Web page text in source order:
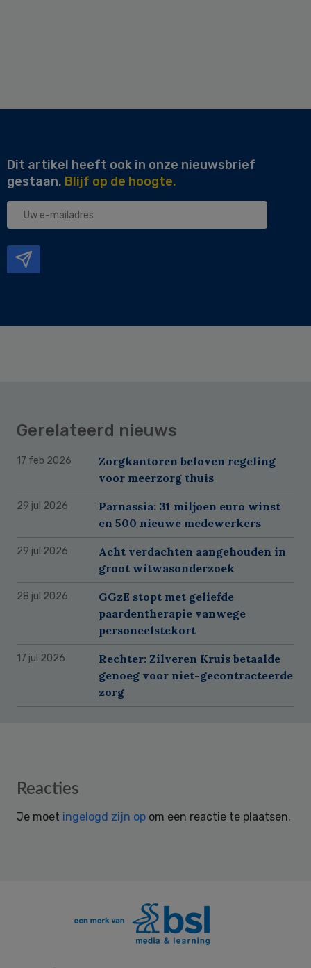
Dit artikel heeft ook in onze nieuwsbrief
gestaan. Blijf op de hoogte.
Uw
Gerelateerd nieuws
17 feb 2026
Zorgkantoren beloven regeling
voor meerzorg thuis
29 jul 2026
Parnassia: 31 miljoen euro winst
en 500 nieuwe medewerkers
29 jul 2026
Acht verdachten aangehouden in
groot witwasonderzoek
28 jul 2026
GGzE stopt met geliefde
paardentherapie vanwege
personeelstekort
17 jul 2026
Rechter: Zilveren Kruis betaalde
genoeg voor niet-gecontracteerde
zorg
Reader
Reacties
Je moet ingelogd zijn op om een reactie te plaatsen.